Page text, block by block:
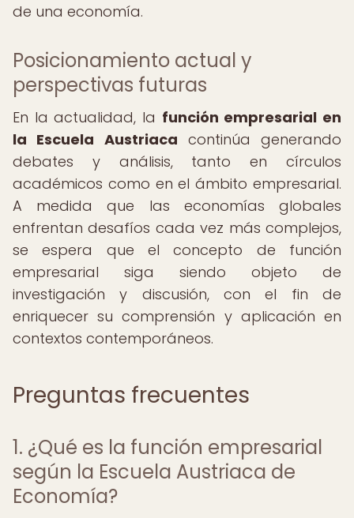
de una economía.
Posicionamiento actual y
perspectivas futuras
En la actualidad, la función empresarial en
la Escuela Austriaca continúa generando
debates y análisis, tanto en círculos
académicos como en el ámbito empresarial.
A medida que las economías globales
enfrentan desafíos cada vez más complejos,
se espera que el concepto de función
empresarial siga siendo objeto de
investigación y discusión, con el fin de
enriquecer su comprensión y aplicación en
contextos contemporáneos.
Preguntas frecuentes
1. ¿Qué es la función empresarial
según la Escuela Austriaca de
Economía?